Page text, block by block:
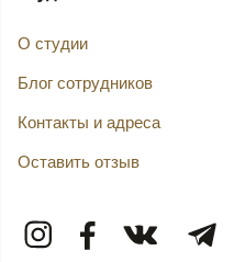
О студии
Блог сотрудников
Контакты и адреса
Оставить отзыв